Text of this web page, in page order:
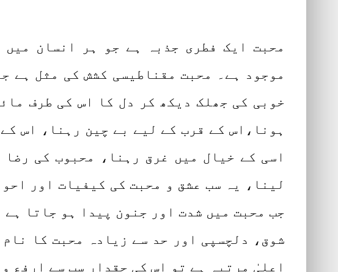
محبت ایک فطری جذبہ ہے جو ہر انسان
موجود ہے۔ محبت مقناطیسی کشش کی مثل ہے
خوبی کی جھلک دیکھ کر دل کا اس کی طرف
ہونا،اس کے قرب کے لیے بے چین رہنا، اس
اسی کے خیال میں غرق رہنا، محبوب کی
لینا، یہ سب عشق و محبت کی کیفیات اور
جب محبت میں شدت اور جنون پیدا ہو جاتا ہے
شوق، دلچسپی اور حد سے زیادہ محبت کا
اعلیٰ مرتبہ ہے تو اس کی حقدار سب سے ارفع